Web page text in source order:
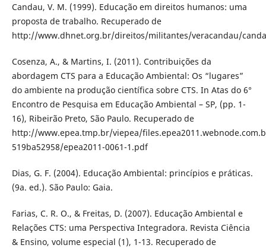
Candau, V. M. (1999). Educação em direitos humanos: uma
proposta de trabalho. Recuperado de
http://www.dhnet.org.br/direitos/militantes/veracandau/
Cosenza, A., & Martins, I. (2011). Contribuições da
abordagem CTS para a Educação Ambiental: Os “lugares”
do ambiente na produção científica sobre CTS. In Atas do 6°
Encontro de Pesquisa em Educação Ambiental – SP, (pp. 1-
16), Ribeirão Preto, São Paulo. Recuperado de
http://www.epea.tmp.br/viepea/
519ba52958/epea2011-0061-1.pdf
Dias, G. F. (2004). Educação Ambiental: princípios e práticas.
(9a. ed.). São Paulo: Gaia.
Farias, C. R. O., & Freitas, D. (2007). Educação Ambiental e
Relações CTS: uma Perspectiva Integradora. Revista Ciência
& Ensino, volume especial (1), 1-13. Recuperado de